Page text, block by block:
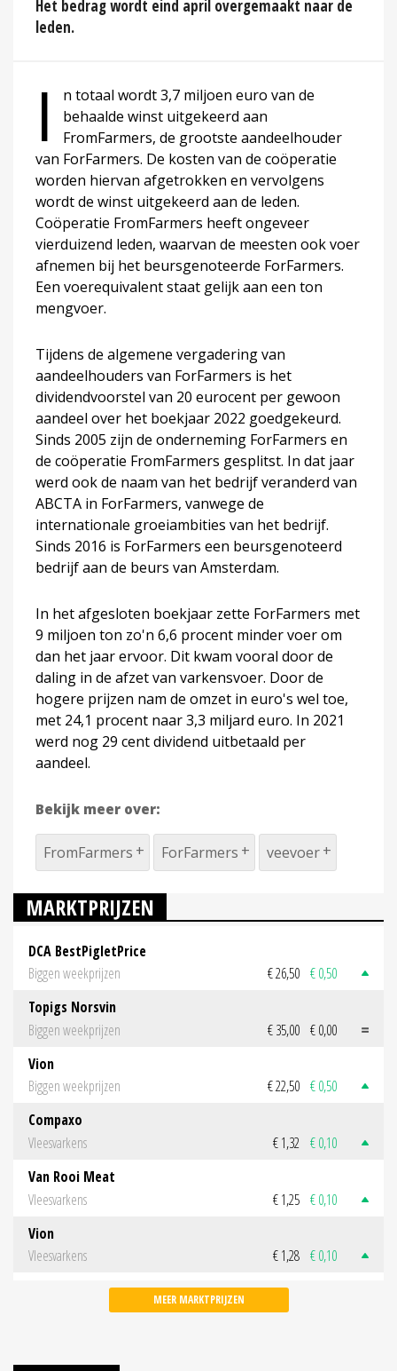
Het bedrag wordt eind april overgemaakt naar de
leden.
I
n totaal wordt 3,7 miljoen euro van de
behaalde winst uitgekeerd aan
FromFarmers, de grootste aandeelhouder
van ForFarmers. De kosten van de coöperatie
worden hiervan afgetrokken en vervolgens
wordt de winst uitgekeerd aan de leden.
Coöperatie FromFarmers heeft ongeveer
vierduizend leden, waarvan de meesten ook voer
afnemen bij het beursgenoteerde ForFarmers.
Een voerequivalent staat gelijk aan een ton
mengvoer.
Tijdens de algemene vergadering van
aandeelhouders van ForFarmers is het
dividendvoorstel van 20 eurocent per gewoon
aandeel over het boekjaar 2022 goedgekeurd.
Sinds 2005 zijn de onderneming ForFarmers en
de coöperatie FromFarmers gesplitst. In dat jaar
werd ook de naam van het bedrijf veranderd van
ABCTA in ForFarmers, vanwege de
internationale groeiambities van het bedrijf.
Sinds 2016 is ForFarmers een beursgenoteerd
bedrijf aan de beurs van Amsterdam.
In het afgesloten boekjaar zette ForFarmers met
9 miljoen ton zo'n 6,6 procent minder voer om
dan het jaar ervoor. Dit kwam vooral door de
daling in de afzet van varkensvoer. Door de
hogere prijzen nam de omzet in euro's wel toe,
met 24,1 procent naar 3,3 miljard euro. In 2021
werd nog 29 cent dividend uitbetaald per
aandeel.
Bekijk meer over:
FromFarmers ForFarmers veevoer
MARKTPRIJZEN
DCA BestPigletPrice
Biggen weekprijzen
€ 26,50 € 0,50
Topigs Norsvin
Biggen weekprijzen
€ 35,00 € 0,00
Vion
Biggen weekprijzen
€ 22,50 € 0,50
Compaxo
Vleesvarkens
€ 1,32 € 0,10
Van Rooi Meat
Vleesvarkens
€ 1,25 € 0,10
Vion
Vleesvarkens
€ 1,28 € 0,10
MEER MARKTPRIJZEN